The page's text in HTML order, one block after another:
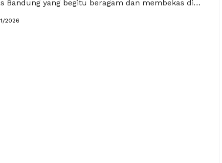
Bandung yang begitu beragam dan membekas di
bojot yang kenyal dengan taburan bumbu pedas,
aroma kencur yang menyengat, hingga cirambay
2026